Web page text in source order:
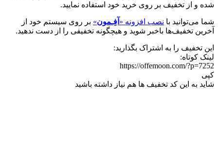
شده و از تخفیف بر روی خرید خود استفاده نمایید.
شما می‌توانید با نصب افزونه « آفِـمون» بر روی سیستم خود از
آخرین تخفیف‌ها باخبر شوید و هیچگونه تخفیفی را از دست ندهید.
این تخفیف را به اشتراک بگذارید:
لینک کوتاه:
https://offemoon.com/?p=7252
کپی
شاید به این کد تخفیف ها هم نیاز داشته باشید